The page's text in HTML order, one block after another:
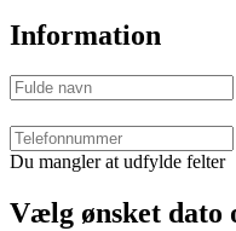
Information
Du mangler at udfylde felter
Vælg ønsket dato